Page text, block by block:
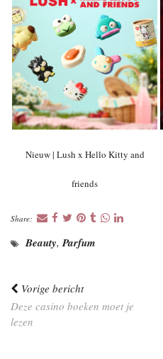
Nieuw | Lush x Hello Kitty and
friends
Share:
Beauty,Parfum
Vorige bericht
Deze casino boeken moet je
lezen